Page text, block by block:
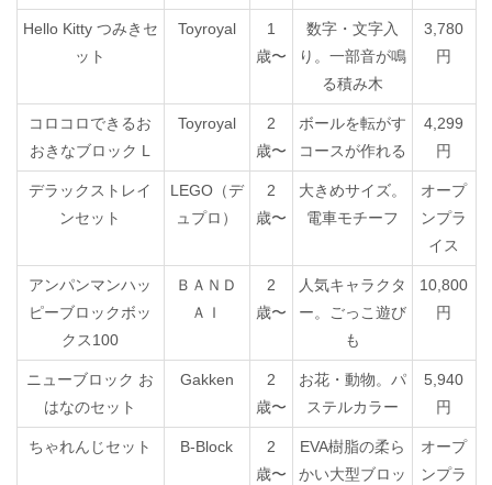
Hello Kitty つみきセ
ット
Toyroyal
1
歳〜
数字・文字入
り。一部音が鳴
る積み木
3,780
円
コロコロできるお
おきなブロック L
Toyroyal
2
歳〜
ボールを転がす
コースが作れる
4,299
円
デラックストレイ
ンセット
LEGO（デ
ュプロ）
2
歳〜
大きめサイズ。
電車モチーフ
オープ
ンプラ
イス
アンパンマンハッ
ピーブロックボッ
クス100
ＢＡＮＤ
ＡＩ
2
歳〜
人気キャラクタ
ー。ごっこ遊び
も
10,800
円
ニューブロック お
はなのセット
Gakken
2
歳〜
お花・動物。パ
ステルカラー
5,940
円
ちゃれんじセット B-Block
2
歳〜
EVA樹脂の柔ら
かい大型ブロッ
オープ
ンプラ